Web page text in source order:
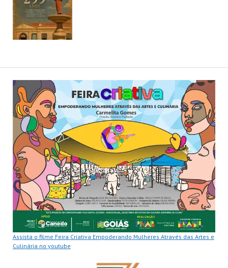
Assista o filme Feira Criativa Empoderando Mulheres Através das Artes e
Culinária no youtube